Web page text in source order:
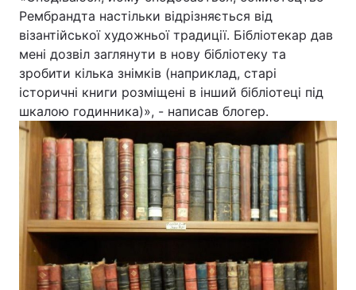
Рембрандта настільки відрізняється від
візантійської художньої традиції. Бібліотекар дав
мені дозвіл заглянути в нову бібліотеку та
зробити кілька знімків (наприклад, старі
історичні книги розміщені в інший бібліотеці під
шкалою годинника)», - написав блогер.